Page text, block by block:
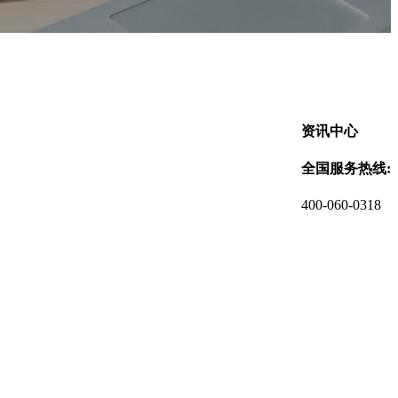
资讯中心
全国服务热线:
400-060-0318